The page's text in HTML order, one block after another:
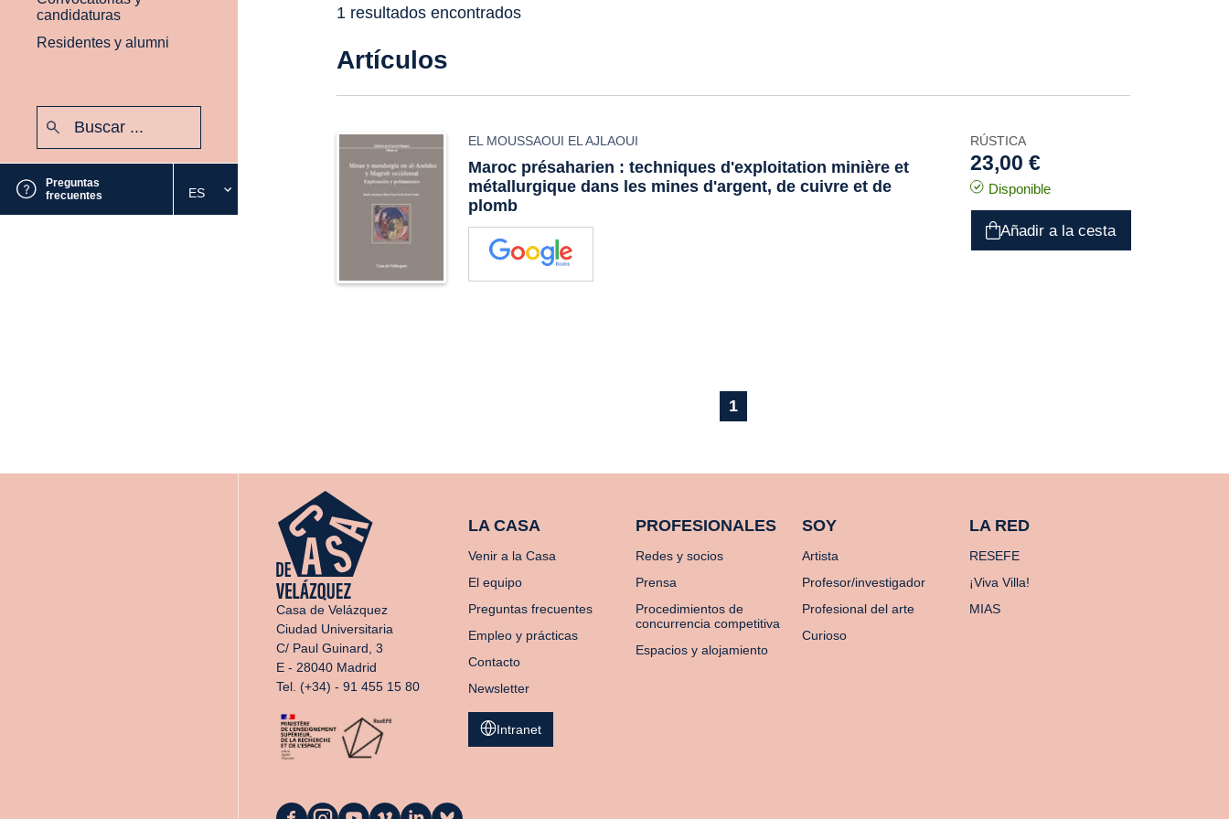
candidaturas
Residentes y alumni
Preguntas
frecuentes
Seleccione
el
ES
1 resultados encontrados
Artículos
EL MOUSSAOUI EL AJLAOUI
Maroc présaharien : techniques d'exploitation minière et
métallurgique dans les mines d'argent, de cuivre et de
plomb
RÚSTICA
23,00 €
Disponible
Añadir a la cesta
1
Casa de Velázquez
Ciudad Universitaria
C/ Paul Guinard, 3
E - 28040 Madrid
Tel. (+34) - 91 455 15 80
LA CASA
Venir a la Casa
El equipo
Preguntas frecuentes
Empleo y prácticas
Contacto
Newsletter
PROFESIONALES
Redes y socios
Prensa
Procedimientos de
concurrencia competitiva
Espacios y alojamiento
SOY
Artista
Profesor/investigador
Profesional del arte
Curioso
LA RED
RESEFE
¡Viva Villa!
MIAS
Intranet